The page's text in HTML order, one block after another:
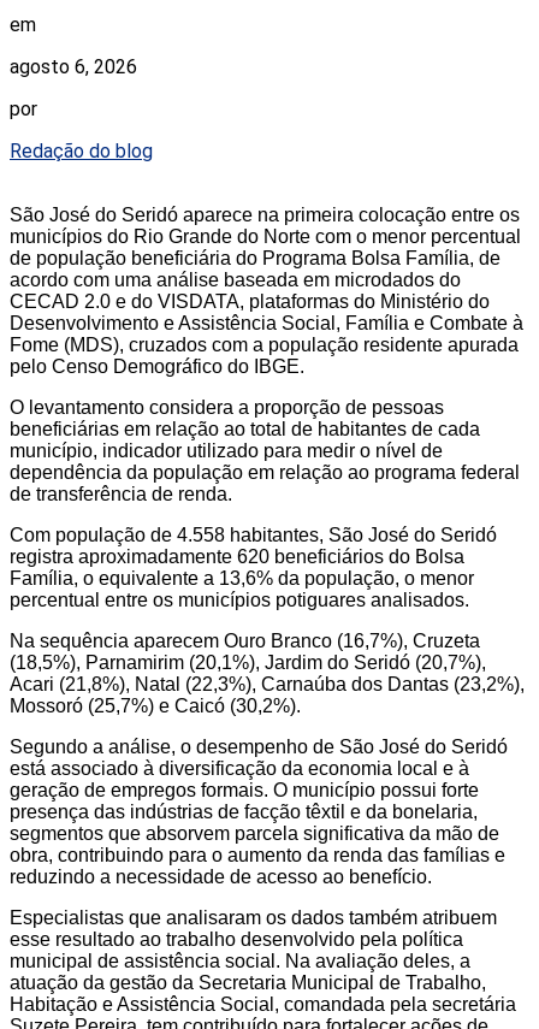
em
agosto 6, 2026
por
Redação do blog
São José do Seridó aparece na primeira colocação entre os
municípios do Rio Grande do Norte com o menor percentual
de população beneficiária do Programa Bolsa Família, de
acordo com uma análise baseada em microdados do
CECAD 2.0 e do VISDATA, plataformas do Ministério do
Desenvolvimento e Assistência Social, Família e Combate à
Fome (MDS), cruzados com a população residente apurada
pelo Censo Demográfico do IBGE.
O levantamento considera a proporção de pessoas
beneficiárias em relação ao total de habitantes de cada
município, indicador utilizado para medir o nível de
dependência da população em relação ao programa federal
de transferência de renda.
Com população de 4.558 habitantes, São José do Seridó
registra aproximadamente 620 beneficiários do Bolsa
Família, o equivalente a 13,6% da população, o menor
percentual entre os municípios potiguares analisados.
Na sequência aparecem Ouro Branco (16,7%), Cruzeta
(18,5%), Parnamirim (20,1%), Jardim do Seridó (20,7%),
Acari (21,8%), Natal (22,3%), Carnaúba dos Dantas (23,2%),
Mossoró (25,7%) e Caicó (30,2%).
Segundo a análise, o desempenho de São José do Seridó
está associado à diversificação da economia local e à
geração de empregos formais. O município possui forte
presença das indústrias de facção têxtil e da bonelaria,
segmentos que absorvem parcela significativa da mão de
obra, contribuindo para o aumento da renda das famílias e
reduzindo a necessidade de acesso ao benefício.
Especialistas que analisaram os dados também atribuem
esse resultado ao trabalho desenvolvido pela política
municipal de assistência social. Na avaliação deles, a
atuação da gestão da Secretaria Municipal de Trabalho,
Habitação e Assistência Social, comandada pela secretária